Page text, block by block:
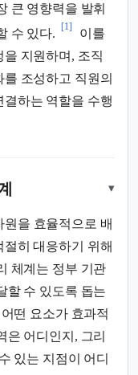
큰 영향력을 발휘
수 있다.
[1]
이를
을 지원하며, 조직
조성하고 직원의
하는 역할을 수행
▾
원을 효율적으로 배
히 대응하기 위해
체계는 정부 기관
할 수 있도록 돕는
떤 요소가 효과적
은 어디인지, 그리
있는 지점이 어디